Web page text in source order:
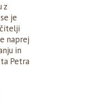
z
je
naprej
in
Petra